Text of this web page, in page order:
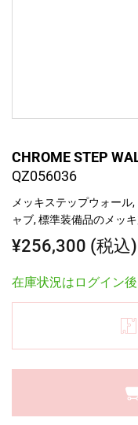
CHROME STEP
QZ056036
メッキステップウォール
ャブ, 標準装備品のメッ
¥256,300 (税込)
在庫状況はログイン